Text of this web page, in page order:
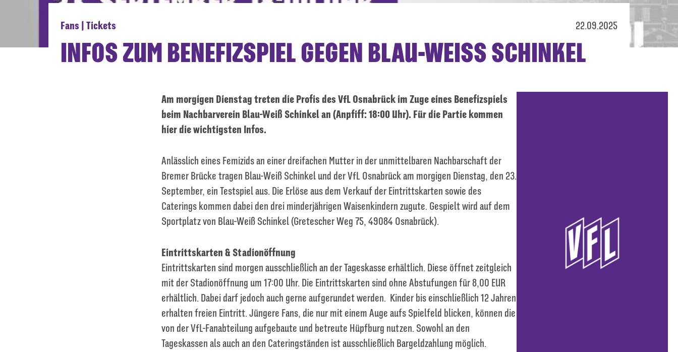
Fans | Tickets 22.09.2025
INFOS ZUM BENEFIZSPIEL GEGEN BLAU-WEISS SCHINKEL
Am morgigen Dienstag treten die Profis des VfL Osnabrück im Zuge eines Benefizspiels
beim Nachbarverein Blau-Weiß Schinkel an (Anpfiff: 18:00 Uhr). Für die Partie kommen
hier die wichtigsten Infos.
Anlässlich eines Femizids an einer dreifachen Mutter in der unmittelbaren Nachbarschaft der
Bremer Brücke tragen Blau-Weiß Schinkel und der VfL Osnabrück am morgigen Dienstag, den 23.
September, ein Testspiel aus. Die Erlöse aus dem Verkauf der Eintrittskarten sowie des
Caterings kommen dabei den drei minderjährigen Waisenkindern zugute. Gespielt wird auf dem
Sportplatz von Blau-Weiß Schinkel (Gretescher Weg 75, 49084 Osnabrück).
Eintrittskarten & Stadionöffnung
Eintrittskarten sind morgen ausschließlich an der Tageskasse erhältlich. Diese öffnet zeitgleich
mit der Stadionöffnung um 17:00 Uhr. Die Eintrittskarten sind ohne Abstufungen für 8,00 EUR
erhältlich. Dabei darf jedoch auch gerne aufgerundet werden. Kinder bis einschließlich 12 Jahren
erhalten freien Eintritt. Jüngere Fans, die nur mit einem Auge aufs Spielfeld blicken, können die
von der VfL-Fanabteilung aufgebaute und betreute Hüpfburg nutzen. Sowohl an den
Tageskassen als auch an den Cateringständen ist ausschließlich Bargeldzahlung möglich.